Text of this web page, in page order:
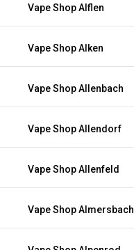
Vape Shop Alflen
Vape Shop Alken
Vape Shop Allenbach
Vape Shop Allendorf
Vape Shop Allenfeld
Vape Shop Almersbach